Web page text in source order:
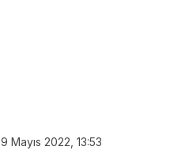
9 Mayıs 2022, 13:53